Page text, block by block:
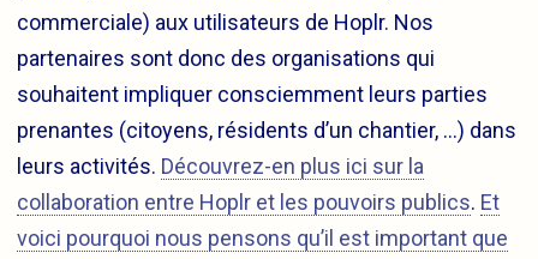
commerciale) aux utilisateurs de Hoplr. Nos
partenaires sont donc des organisations qui
souhaitent impliquer consciemment leurs parties
prenantes (citoyens, résidents d’un chantier, …) dans
leurs activités. Découvrez-en plus ici sur la
collaboration entre Hoplr et les pouvoirs publics. Et
voici pourquoi nous pensons qu’il est important que